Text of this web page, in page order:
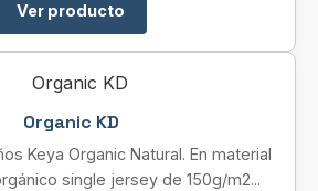
Ver producto
Organic KD
Keya Organic Natural. En material
single jersey de 150g/m2...